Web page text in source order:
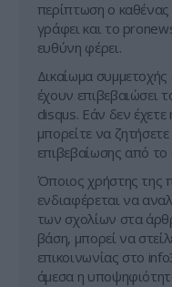
περίπτωση ο
γράφει και το
ευθύνη φέρει.
Δικαίωμα
έχουν επιβεβαιώσει
disqus. Εάν δεν έχετε
μπορείτε να
επιβεβαίωσης από
Όποιος χρήστης της
ενδιαφέρεται να
των σχολίων στα
βάση, μπορεί να
επικοινωνίας στο
άμεσα η